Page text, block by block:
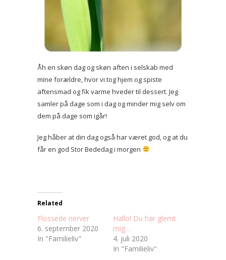
Åh en skøn dag og skøn aften i selskab med
mine forældre, hvor vi tog hjem og spiste
aftensmad og fik varme hveder til dessert. Jeg
samler på dage som i dag og minder mig selv om
dem på dage som igår!
Jeg håber at din dag også har været god, og at du
får en god Stor Bededag i morgen
Related
Flossede nerver
6. september 2020
In "Familieliv"
Hallo! Du har glemt
mig…
4. juli 2020
In "Familieliv"